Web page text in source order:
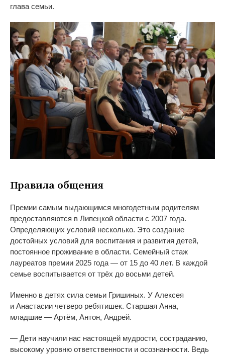
глава семьи.
Правила общения
Премии самым выдающимся многодетным родителям
предоставляются в Липецкой области с 2007 года.
Определяющих условий несколько. Это создание
достойных условий для воспитания и развития детей,
постоянное проживание в области. Семейный стаж
лауреатов премии 2025 года — от 15 до 40 лет. В каждой
семье воспитывается от трёх до восьми детей.
Именно в детях сила семьи Гришиных. У Алексея
и Анастасии четверо ребятишек. Старшая Анна,
младшие — Артём, Антон, Андрей.
— Дети научили нас настоящей мудрости, состраданию,
высокому уровню ответственности и осознанности. Ведь